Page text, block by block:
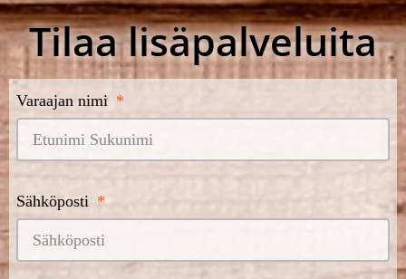
Tilaa lisäpalveluita
Varaajan nimi
Sähköposti